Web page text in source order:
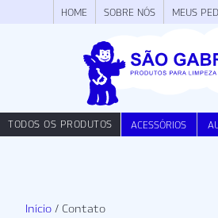
HOME SOBRE NÓS MEUS
TODOS OS PRODUTOS ACESSÓRIOS
Início / Contato